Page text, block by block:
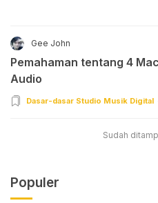
Gee John
Pemahaman tentang 4
Audio
Dasar-dasar Studio Musik Digital
Sudah
Populer